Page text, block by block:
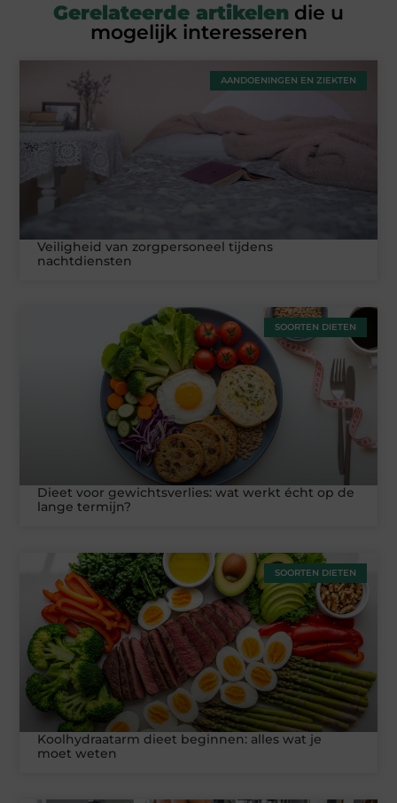
Gerelateerde artikelen die u
mogelijk interesseren
AANDOENINGEN EN ZIEKTEN
Veiligheid van zorgpersoneel tijdens
nachtdiensten
SOORTEN DIETEN
Dieet voor gewichtsverlies: wat werkt écht op de
lange termijn?
SOORTEN DIETEN
Koolhydraatarm dieet beginnen: alles wat je
moet weten